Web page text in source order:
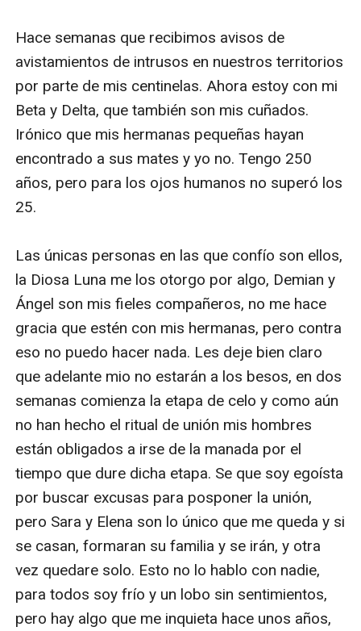
Hace semanas que recibimos avisos de
avistamientos de intrusos en nuestros territorios
por parte de mis centinelas. Ahora estoy con mi
Beta y Delta, que también son mis cuñados.
Irónico que mis hermanas pequeñas hayan
encontrado a sus mates y yo no. Tengo 250
años, pero para los ojos humanos no superó los
25.
Las únicas personas en las que confío son ellos,
la Diosa Luna me los otorgo por algo, Demian y
Ángel son mis fieles compañeros, no me hace
gracia que estén con mis hermanas, pero contra
eso no puedo hacer nada. Les deje bien claro
que adelante mio no estarán a los besos, en dos
semanas comienza la etapa de celo y como aún
no han hecho el ritual de unión mis hombres
están obligados a irse de la manada por el
tiempo que dure dicha etapa. Se que soy egoísta
por buscar excusas para posponer la unión,
pero Sara y Elena son lo único que me queda y si
se casan, formaran su familia y se irán, y otra
vez quedare solo. Esto no lo hablo con nadie,
para todos soy frío y un lobo sin sentimientos,
pero hay algo que me inquieta hace unos años,